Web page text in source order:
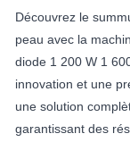
Découvrez le
peau avec la
diode 1 200 W 1
innovation et une
une solution
garantissant des